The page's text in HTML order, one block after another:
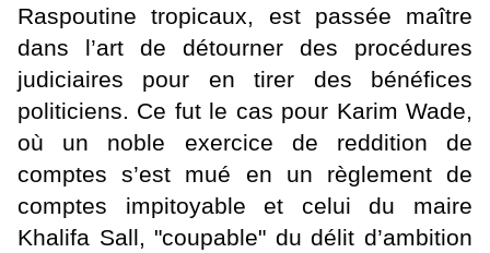
Raspoutine tropicaux, est passée maître
dans l’art de détourner des procédures
judiciaires pour en tirer des bénéfices
politiciens. Ce fut le cas pour Karim Wade,
où un noble exercice de reddition de
comptes s’est mué en un règlement de
comptes impitoyable et celui du maire
Khalifa Sall, "coupable" du délit d’ambition